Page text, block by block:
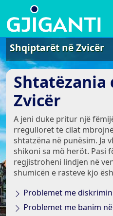
Shqiptarët në Zvicër
Shtatëzania
Zvicër
A jeni duke pritur një
rregulloret të cilat
shtatzëna në punësim. Ja
shikoni sa mö heröt. Pasi
regjistroheni lindjen në
shumicën e rasteve kjo
Problemet me
Problemet me banim